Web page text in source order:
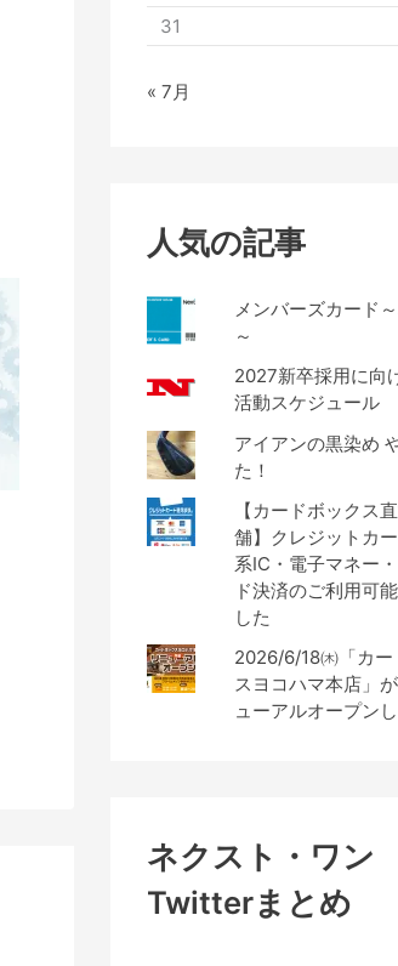
31
« 7月
人気の記事
メンバーズカード
～
2027新卒採用に向
活動スケジュール
アイアンの黒染め
た！
【カードボックス
舗】クレジットカ
系IC・電子マネー
ド決済のご利用可
した
2026/6/18㈭「カー
スヨコハマ本店」
ューアルオープンし
ネクスト・ワン
Twitterまとめ